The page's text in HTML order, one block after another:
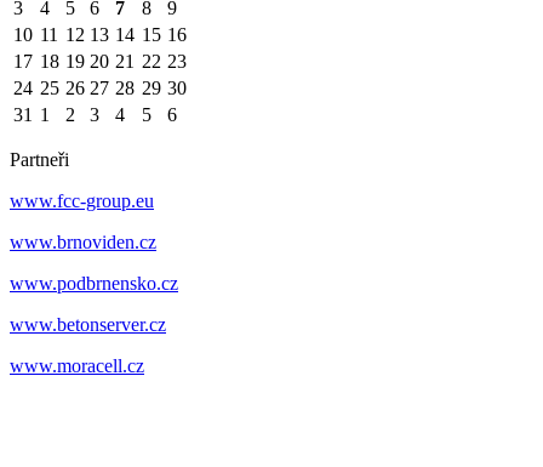
3
4 5 6 7 8
9
10 11 12 13 14 15 16
17 18 19 20 21 22 23
24 25 26 27 28 29 30
31 1 2 3 4 5 6
Partneři
www.fcc-group.eu
www.brnoviden.cz
www.podbrnensko.cz
www.betonserver.cz
www.moracell.cz